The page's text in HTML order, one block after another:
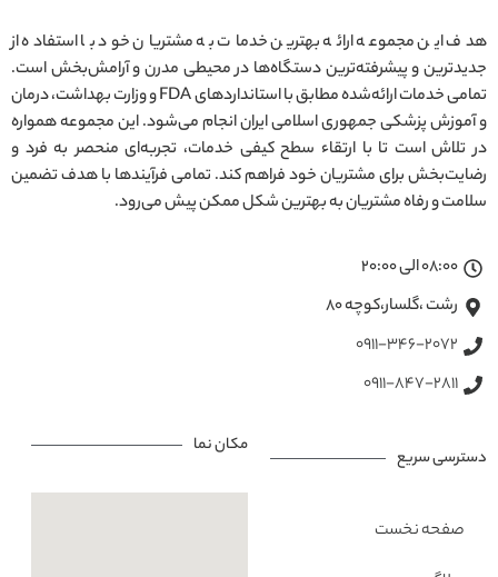
هدف این مجموعه ارائه بهترین خدمات به مشتریان خود با استفاده از
جدیدترین و پیشرفته‌ترین دستگاه‌ها در محیطی مدرن و آرامش‌بخش است.
تمامی خدمات ارائه‌شده مطابق با استانداردهای FDA و وزارت بهداشت، درمان
و آموزش پزشکی جمهوری اسلامی ایران انجام می‌شود. این مجموعه همواره
در تلاش است تا با ارتقاء سطح کیفی خدمات، تجربه‌ای منحصر به فرد و
رضایت‌بخش برای مشتریان خود فراهم کند. تمامی فرآیندها با هدف تضمین
سلامت و رفاه مشتریان به بهترین شکل ممکن پیش می‌رود.
08:00 الی 20:00
رشت ،گلسار،کوچه ۸۰
0911-346-2072
0911-847-2811
دسترسی سریع
صفحه نخست
مکان نما